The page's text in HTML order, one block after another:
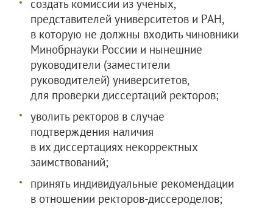
создать комиссии из ученых,
представителей университетов и РАН,
в которую не должны входить чиновники
Минобрнауки России и нынешние
руководители (заместители
руководителей) университетов,
для проверки диссертаций ректоров;
уволить ректоров в случае
подтверждения наличия
в их диссертациях некорректных
заимствований;
принять индивидуальные рекомендации
в отношении ректоров-диссероделов;